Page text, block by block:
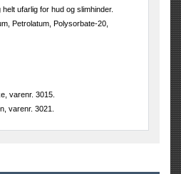
ufarlig for hud og slimhinder.
Petrolatum, Polysorbate-20,
varenr. 3015.
varenr. 3021.